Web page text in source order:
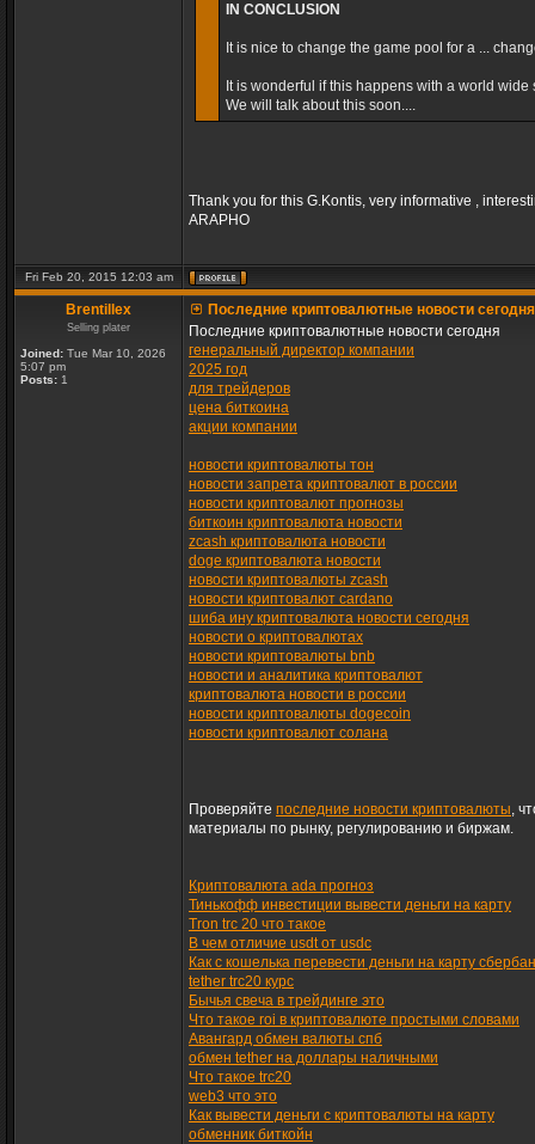
IN CONCLUSION
It is nice to change the game pool for a ...
It is wonderful if this happens with a world
We will talk about this soon....
Thank you for this G.Kontis, very informative ,
ARAPHO
Fri Feb 20, 2015 12:03 am
Brentillex
Selling plater
Joined: Tue Mar 10, 2026
5:07 pm
Posts: 1
Последние криптовалютные новости сегодня
Последние криптовалютные новости сегодня
генеральный директор компании
2025 год
для трейдеров
цена биткоина
акции компании
новости криптовалюты тон
новости запрета криптовалют в россии
новости криптовалют прогнозы
биткоин криптовалюта новости
zcash криптовалюта новости
doge криптовалюта новости
новости криптовалюты zcash
новости криптовалют cardano
шиба ину криптовалюта новости сегодня
новости о криптовалютах
новости криптовалюты bnb
новости и аналитика криптовалют
криптовалюта новости в россии
новости криптовалюты dogecoin
новости криптовалют солана
Проверяйте последние новости криптовалюты,
материалы по рынку, регулированию и биржам.
Криптовалюта ada прогноз
Тинькофф инвестиции вывести деньги на карту
Tron trc 20 что такое
В чем отличие usdt от usdc
Как с кошелька перевести деньги на карту
tether trc20 курс
Бычья свеча в трейдинге это
Что такое roi в криптовалюте простыми словами
Авангард обмен валюты спб
обмен tether на доллары наличными
Что такое trc20
web3 что это
Как вывести деньги с криптовалюты на карту
обменник биткойн